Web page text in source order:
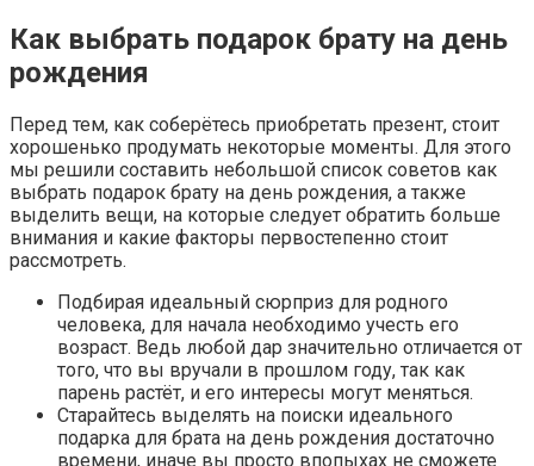
Как выбрать подарок брату на день
рождения
Перед тем, как соберётесь приобретать презент, стоит
хорошенько продумать некоторые моменты. Для этого
мы решили составить небольшой список советов как
выбрать подарок брату на день рождения, а также
выделить вещи, на которые следует обратить больше
внимания и какие факторы первостепенно стоит
рассмотреть.
Подбирая идеальный сюрприз для родного
человека, для начала необходимо учесть его
возраст. Ведь любой дар значительно отличается от
того, что вы вручали в прошлом году, так как
парень растёт, и его интересы могут меняться.
Старайтесь выделять на поиски идеального
подарка для брата на день рождения достаточно
времени, иначе вы просто впопыхах не сможете